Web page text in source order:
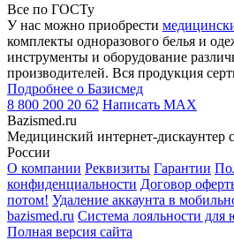
Все по ГОСТу
У нас можно приобрести
комплекты одноразового белья и
инструменты и оборудование
производителей. Вся продукция
Подробнее о Базисмед
8 800 200 20 62 Написать MAX
Bazismed.ru
Медицинский интернет-дискаунтер
России
О компании Реквизиты Гарантии
конфиденциальности Договор
потом! Удаление аккаунта в
bazismed.ru Система лояльности для
Полная версия сайта